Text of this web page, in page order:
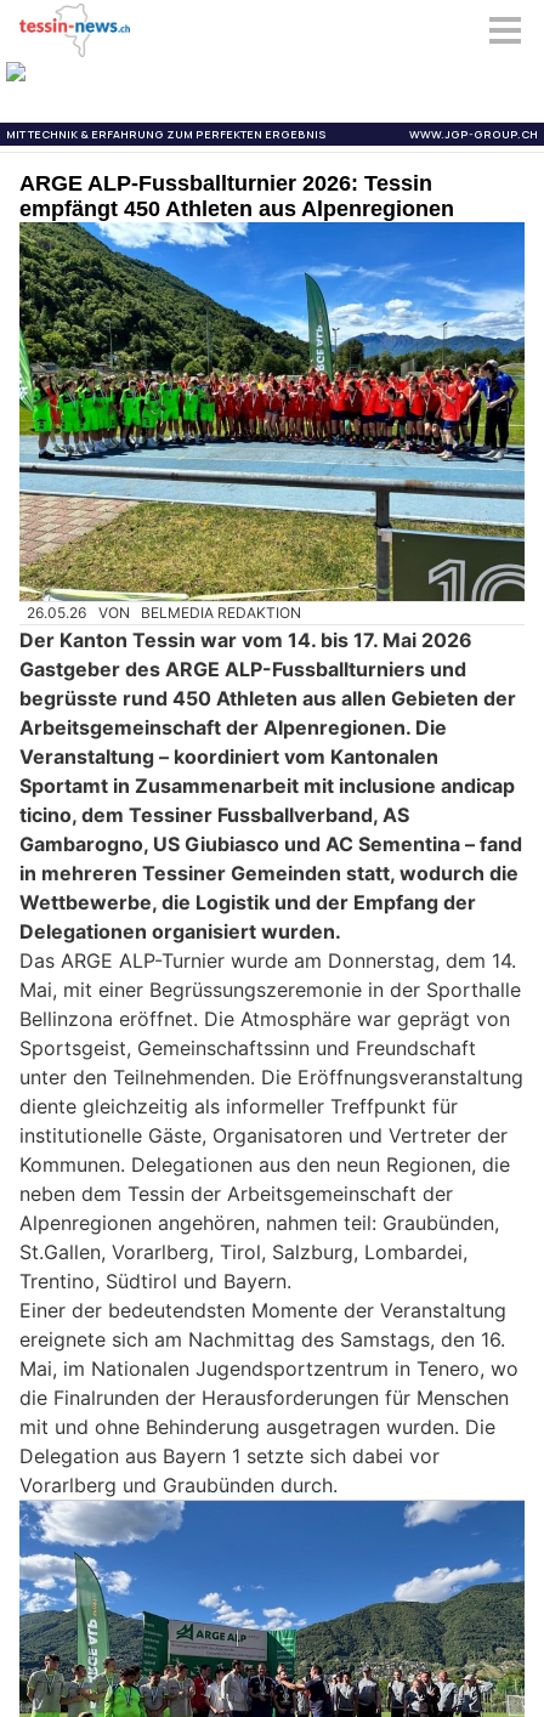
ARGE ALP-Fussballturnier 2026: Tessin
empfängt 450 Athleten aus Alpenregionen
26.05.26 VON BELMEDIA REDAKTION
Der Kanton Tessin war vom 14. bis 17. Mai 2026
Gastgeber des ARGE ALP-Fussballturniers und
begrüsste rund 450 Athleten aus allen Gebieten der
Arbeitsgemeinschaft der Alpenregionen. Die
Veranstaltung – koordiniert vom Kantonalen
Sportamt in Zusammenarbeit mit inclusione andicap
ticino, dem Tessiner Fussballverband, AS
Gambarogno, US Giubiasco und AC Sementina – fand
in mehreren Tessiner Gemeinden statt, wodurch die
Wettbewerbe, die Logistik und der Empfang der
Delegationen organisiert wurden.
Das ARGE ALP-Turnier wurde am Donnerstag, dem 14.
Mai, mit einer Begrüssungszeremonie in der Sporthalle
Bellinzona eröffnet. Die Atmosphäre war geprägt von
Sportsgeist, Gemeinschaftssinn und Freundschaft
unter den Teilnehmenden. Die Eröffnungsveranstaltung
diente gleichzeitig als informeller Treffpunkt für
institutionelle Gäste, Organisatoren und Vertreter der
Kommunen. Delegationen aus den neun Regionen, die
neben dem Tessin der Arbeitsgemeinschaft der
Alpenregionen angehören, nahmen teil: Graubünden,
St.Gallen, Vorarlberg, Tirol, Salzburg, Lombardei,
Trentino, Südtirol und Bayern.
Einer der bedeutendsten Momente der Veranstaltung
ereignete sich am Nachmittag des Samstags, den 16.
Mai, im Nationalen Jugendsportzentrum in Tenero, wo
die Finalrunden der Herausforderungen für Menschen
mit und ohne Behinderung ausgetragen wurden. Die
Delegation aus Bayern 1 setzte sich dabei vor
Vorarlberg und Graubünden durch.